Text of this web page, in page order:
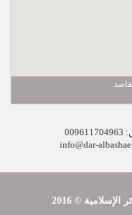
info@dar-
الإسلامية